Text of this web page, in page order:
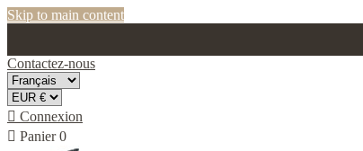
Skip to main content
Contactez-nous
 Connexion
 Panier 0